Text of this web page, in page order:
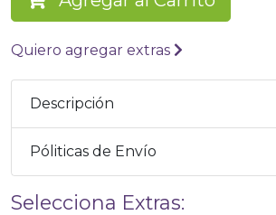
Quiero agregar extras
Descripción
Póliticas de Envío
Selecciona Extras: